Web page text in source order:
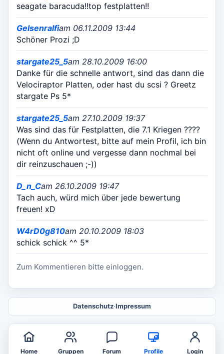
seagate baracuda!!top festplatten!!
Gelsenralfiam 06.11.2009 13:44
Schöner Prozi ;D
stargate25_5am 28.10.2009 16:00
Danke für die schnelle antwort, sind das dann die
Velociraptor Platten, oder hast du scsi ? Greetz
stargate Ps 5*
stargate25_5am 27.10.2009 19:37
Was sind das für Festplatten, die 7.1 Kriegen ????
(Wenn du Antwortest, bitte auf mein Profil, ich bin
nicht oft online und vergesse dann nochmal bei
dir reinzuschauen ;-))
D_n_Cam 26.10.2009 19:47
Tach auch, würd mich über jede bewertung
freuen! xD
W4rD0g810am 20.10.2009 18:03
schick schick ^^ 5*
Zum Kommentieren bitte einloggen.
Datenschutz·Impressum
Home Gruppen Forum Profile Login